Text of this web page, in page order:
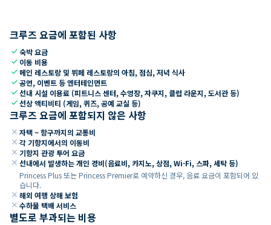
크루즈 요금에 포함된 사항
check숙박 요금
check 이동 비용
check 메인 레스토랑 및 뷔페 레스토랑의 아침, 점심, 저녁 식사
check공연, 이벤트 등 엔터테인먼트
check선내 시설 이용료 (피트니스 센터, 수영장, 자쿠지, 클럽 라운지, 도서관 등)
check선상 액티비티 (게임, 퀴즈, 공예 교실 등)
크루즈 요금에 포함되지 않은 사항
close 자택 ~ 항구까지의 교통비
close 각 기항지에서의 이동비
close 기항지 관광 투어 요금
close 선내에서 발생하는 개인 경비(음료비, 카지노, 상점, Wi-Fi, 스파, 세탁 등)
Princess Plus 또는 Princess Premier로 예약하신 경우, 음료 요금이 포함되어 있
습니다.
close 해외 여행 상해 보험
close 수하물 택배 서비스
별도로 부과되는 비용